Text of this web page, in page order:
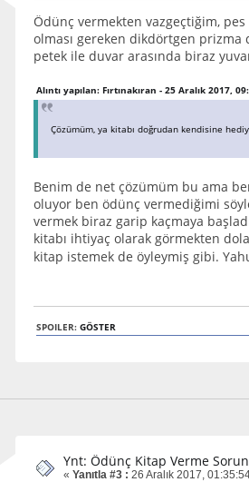
Ödünç vermekten vazgeçtiğim,
olması gereken dikdörtgen
petek ile duvar arasında biraz
Alıntı yapılan: Fırtınakıran - 25 Aralık 2017,
Çözümüm, ya kitabı doğrudan kendisine
Benim de net çözümüm bu ama
oluyor ben ödünç vermediğimi
vermek biraz garip kaçmaya
kitabı ihtiyaç olarak görmekten
kitap istemek de öyleymiş gibi.
SPOILER: GÖSTER
Ynt: Ödünç Kitap Verme
« Yanıtla #3 : 26 Aralık 2017,